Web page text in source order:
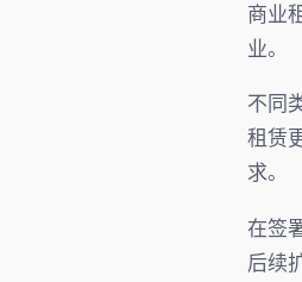
商业
业。
不同
租赁
求。
在签
后续